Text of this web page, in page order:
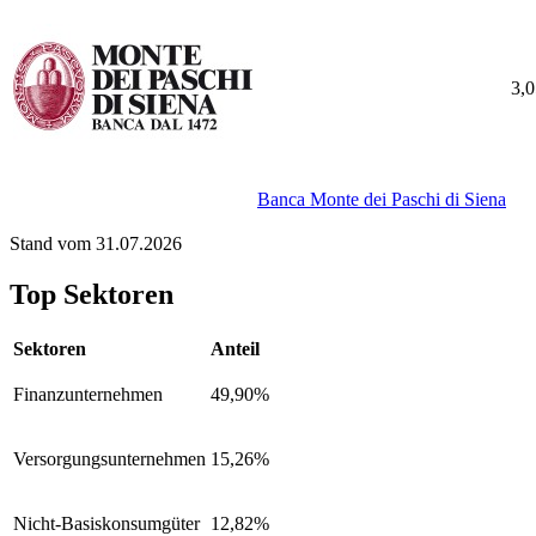
Banca Monte dei Paschi di Siena
Stand vom 31.07.2026
Top Sektoren
Sektoren Anteil
Finanzunternehmen 49,90%
Versorgungsunternehmen 15,26%
Nicht-Basiskonsumgüter 12,82%